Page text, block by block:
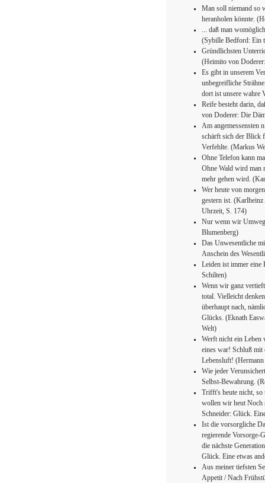
Man soll niemand so
heranholen könnte.
... daß man
(Sybille Bedford: Ein
Gründlichsten
(Heimito von
Es gibt in unserem
unbegreifliche
dort ist unsere wahre
Reife besteht darin,
von Doderer: Die
Am angemessensten
schärft sich der Blick
Verfehlte. (Markus
Ohne Telefon kann
Ohne Wald wird man
mehr gehen wird.
Wer heute von
gestern ist.
Uhrzeit, S. 174)
Nur wenn wir
Blumenberg)
Das Unwesentliche
Anschein des
Leiden ist immer eine
Schilten)
Wenn wir ganz
total. Vielleicht
überhaupt nach,
Glücks. (Eknath
Welt)
Werft nicht ein Leben
eines war! Schluß mit
Lebensluft!
Wie jeder
Selbst-Bewahrung.
Trifft's heute nicht,
wollen wir heut Noch
Schneider: Glück.
Ist die vorsorgliche
regierende Vorsorge-
die nächste
Glück. Eine etwas
Aus meiner tiefsten
Appetit / Nach